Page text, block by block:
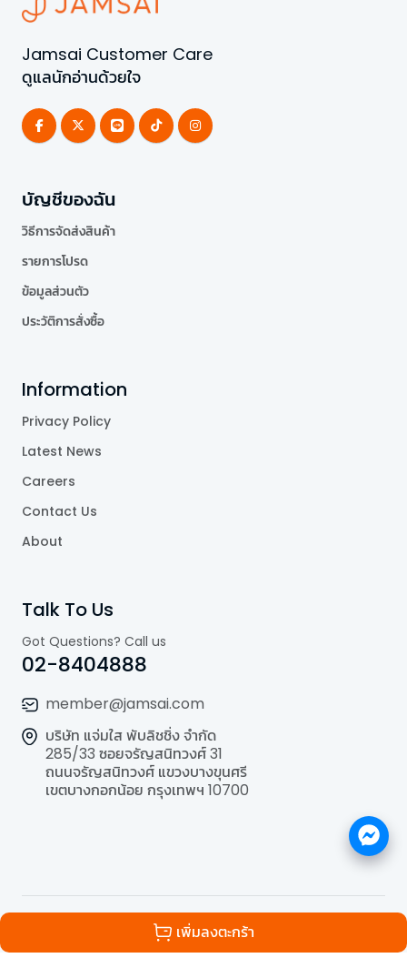
เพิ่มลงตะกร้า
Jamsai Customer Care
ดูแลนักอ่านด้วยใจ
บัญชีของฉัน
วิธีการจัดส่งสินค้า
รายการโปรด
ข้อมูลส่วนตัว
ประวัติการสั่งซื้อ
Information
Privacy Policy
Latest News
Careers
Contact Us
About
Talk To Us
Got Questions? Call us
02-8404888
member@jamsai.com
บริษัท แจ่มใส พับลิชชิ่ง จำกัด
285/33 ซอยจรัญสนิทวงศ์ 31
ถนนจรัญสนิทวงศ์ แขวงบางขุนศรี
เขตบางกอกน้อย กรุงเทพฯ 10700
All Rights Reserved | Powered by
Publishing Co.,Ltd..